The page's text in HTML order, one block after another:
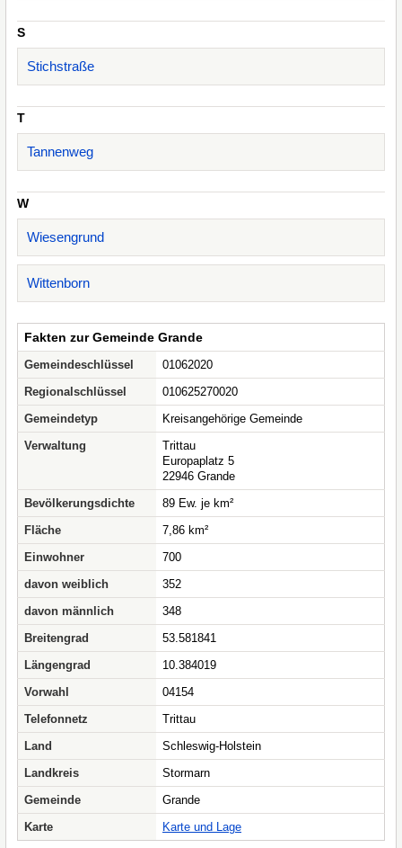
S
Stichstraße
T
Tannenweg
W
Wiesengrund
Wittenborn
Fakten zur Gemeinde Grande
Gemeindeschlüssel
01062020
Regionalschlüssel
010625270020
Gemeindetyp
Kreisangehörige Gemeinde
Verwaltung
Trittau
Europaplatz 5
22946 Grande
Bevölkerungsdichte
89 Ew. je km²
Fläche
7,86 km²
Einwohner
700
davon weiblich
352
davon männlich
348
Breitengrad
53.581841
Längengrad
10.384019
Vorwahl
04154
Telefonnetz
Trittau
Land
Schleswig-Holstein
Landkreis
Stormarn
Gemeinde
Grande
Karte
Karte und Lage